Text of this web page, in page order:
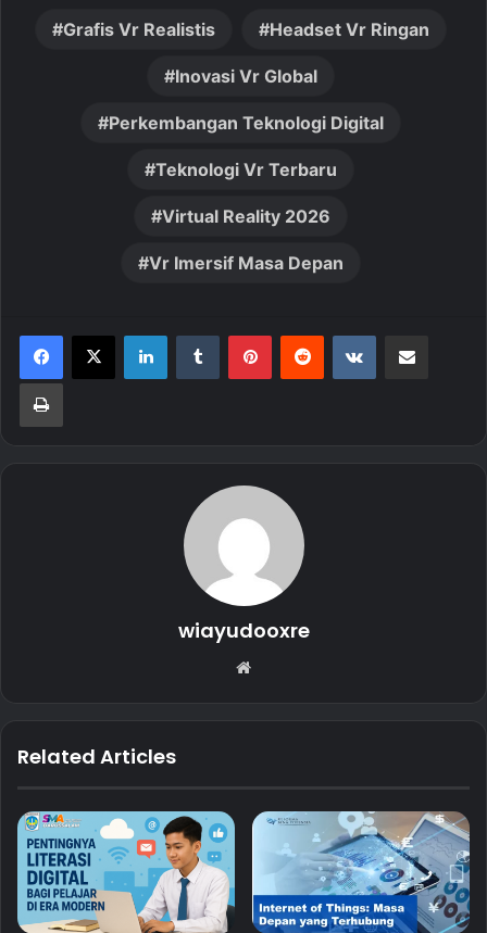
Grafis Vr Realistis Headset Vr Ringan
Inovasi Vr Global
Perkembangan Teknologi Digital
Teknologi Vr Terbaru
Virtual Reality 2026
Vr Imersif Masa Depan
LinkedInTumblr PinterestReddit VKontakte
Print
wiayudooxre
Related Articles